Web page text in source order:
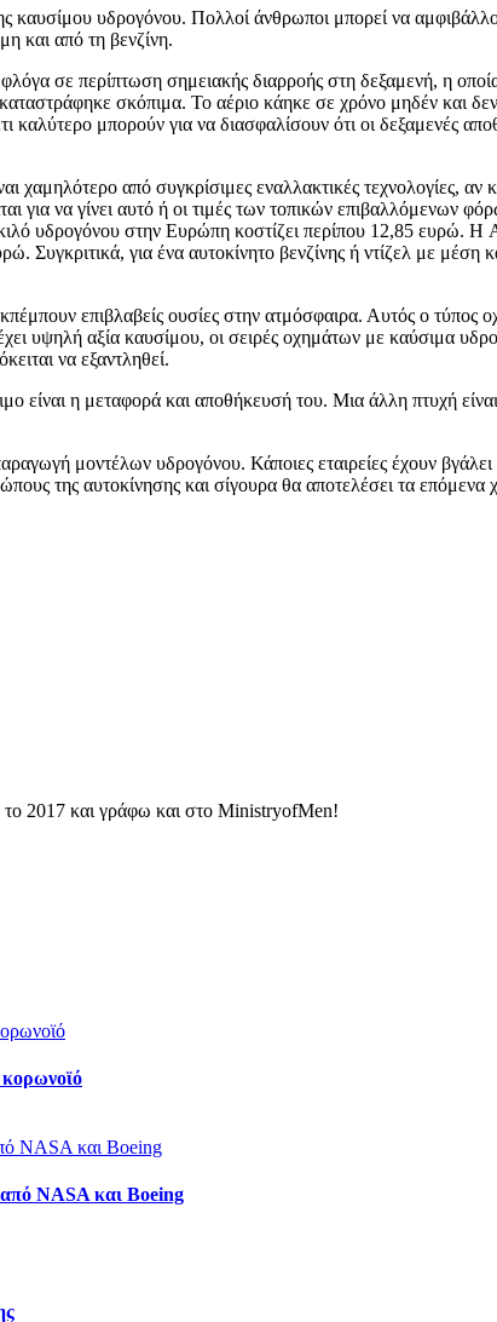
καυσίμου υδρογόνου. Πολλοί άνθρωποι μπορεί να
και από τη βενζίνη.
σε περίπτωση σημειακής διαρροής στη δεξαμενή, η
σκόπιμα. Το αέριο κάηκε σε χρόνο μηδέν και
μπορούν για να διασφαλίσουν ότι οι δεξαμενές
χαμηλότερο από συγκρίσιμες εναλλακτικές τεχνολογίες,
για να γίνει αυτό ή οι τιμές των τοπικών επιβαλλόμενων
υδρογόνου στην Ευρώπη κοστίζει περίπου 12,85 ευρώ.
Συγκριτικά, για ένα αυτοκίνητο βενζίνης ή ντίζελ με
επιβλαβείς ουσίες στην ατμόσφαιρα. Αυτός ο τύπος
υψηλή αξία καυσίμου, οι σειρές οχημάτων με καύσιμα
να εξαντληθεί.
είναι η μεταφορά και αποθήκευσή του. Μια άλλη πτυχή
μοντέλων υδρογόνου. Κάποιες εταιρείες έχουν
της αυτοκίνησης και σίγουρα θα αποτελέσει τα επόμενα
2017 και γράφω και στο MinistryofMen!
NASA και Boeing